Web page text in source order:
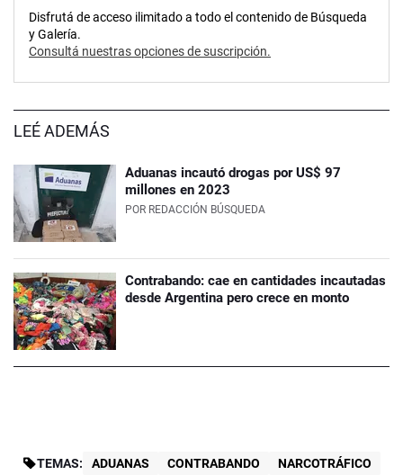
Disfrutá de acceso ilimitado a todo el contenido de Búsqueda
y Galería.
Consultá nuestras opciones de suscripción.
LEÉ ADEMÁS
Aduanas incautó drogas por US$ 97
millones en 2023
POR REDACCIÓN BÚSQUEDA
Contrabando: cae en cantidades incautadas
desde Argentina pero crece en monto
TEMAS: ADUANAS CONTRABANDO NARCOTRÁFICO